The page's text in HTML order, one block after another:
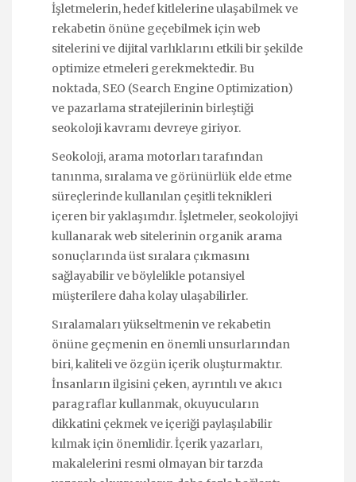
İşletmelerin, hedef kitlelerine ulaşabilmek ve
rekabetin önüne geçebilmek için web
sitelerini ve dijital varlıklarını etkili bir şekilde
optimize etmeleri gerekmektedir. Bu
noktada, SEO (Search Engine Optimization)
ve pazarlama stratejilerinin birleştiği
seokoloji kavramı devreye giriyor.
Seokoloji, arama motorları tarafından
tanınma, sıralama ve görünürlük elde etme
süreçlerinde kullanılan çeşitli teknikleri
içeren bir yaklaşımdır. İşletmeler, seokolojiyi
kullanarak web sitelerinin organik arama
sonuçlarında üst sıralara çıkmasını
sağlayabilir ve böylelikle potansiyel
müşterilere daha kolay ulaşabilirler.
Sıralamaları yükseltmenin ve rekabetin
önüne geçmenin en önemli unsurlarından
biri, kaliteli ve özgün içerik oluşturmaktır.
İnsanların ilgisini çeken, ayrıntılı ve akıcı
paragraflar kullanmak, okuyucuların
dikkatini çekmek ve içeriği paylaşılabilir
kılmak için önemlidir. İçerik yazarları,
makalelerini resmi olmayan bir tarzda